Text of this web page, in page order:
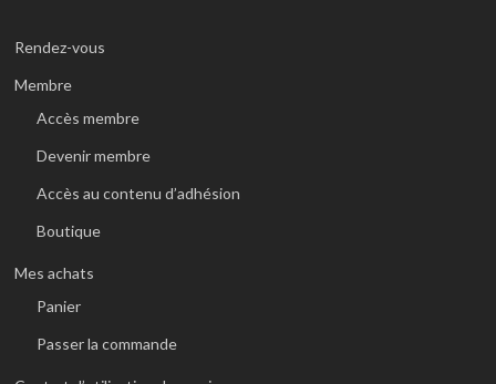
Rendez-vous
Membre
Accès membre
Devenir membre
Accès au contenu d’adhésion
Boutique
Mes achats
Panier
Passer la commande